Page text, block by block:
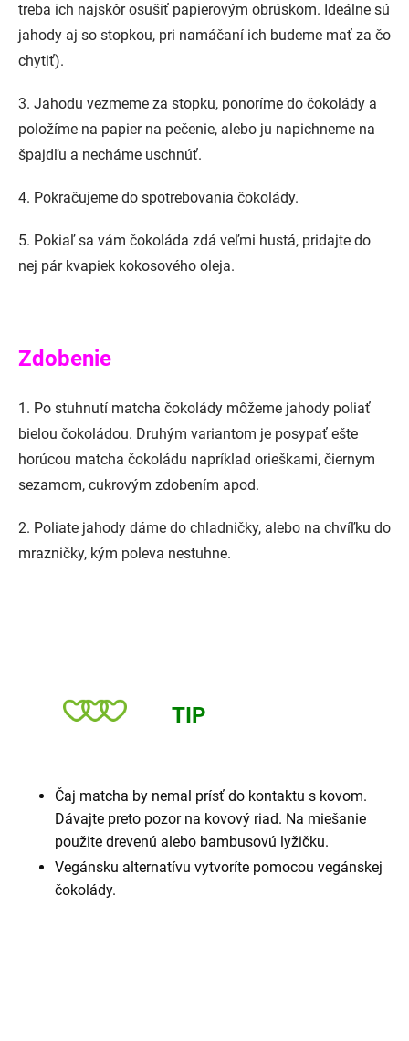
treba ich najskôr osušiť papierovým obrúskom. Ideálne sú
jahody aj so stopkou, pri namáčaní ich budeme mať za čo
chytiť).
3. Jahodu vezmeme za stopku, ponoríme do čokolády a
položíme na papier na pečenie, alebo ju napichneme na
špajdľu a necháme uschnúť.
4. Pokračujeme do spotrebovania čokolády.
5. Pokiaľ sa vám čokoláda zdá veľmi hustá, pridajte do
nej pár kvapiek kokosového oleja.
Zdobenie
1. Po stuhnutí matcha čokolády môžeme jahody poliať
bielou čokoládou. Druhým variantom je posypať ešte
horúcou matcha čokoládu napríklad orieškami, čiernym
sezamom, cukrovým zdobením apod.
2. Poliate jahody dáme do chladničky, alebo na chvíľku do
mrazničky, kým poleva nestuhne.
TIP
Čaj matcha by nemal prísť do kontaktu s kovom.
Dávajte preto pozor na kovový riad. Na miešanie
použite drevenú alebo bambusovú lyžičku.
Vegánsku alternatívu vytvoríte pomocou vegánskej
čokolády.